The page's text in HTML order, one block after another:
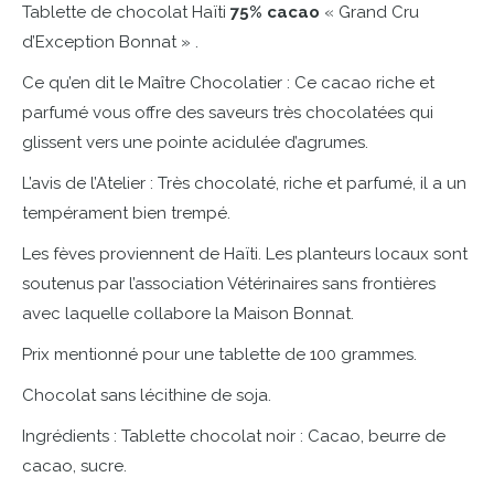
Tablette de chocolat Haïti 75% cacao « Grand Cru
d’Exception Bonnat » .
Ce qu’en dit le Maître Chocolatier : Ce cacao riche et
parfumé vous offre des saveurs très chocolatées qui
glissent vers une pointe acidulée d’agrumes.
L’avis de l’Atelier : Très chocolaté, riche et parfumé, il a un
tempérament bien trempé.
Les fèves proviennent de Haïti. Les planteurs locaux sont
soutenus par l’association Vétérinaires sans frontières
avec laquelle collabore la Maison Bonnat.
Prix mentionné pour une tablette de 100 grammes.
Chocolat sans lécithine de soja.
Ingrédients : Tablette chocolat noir : Cacao, beurre de
cacao, sucre.